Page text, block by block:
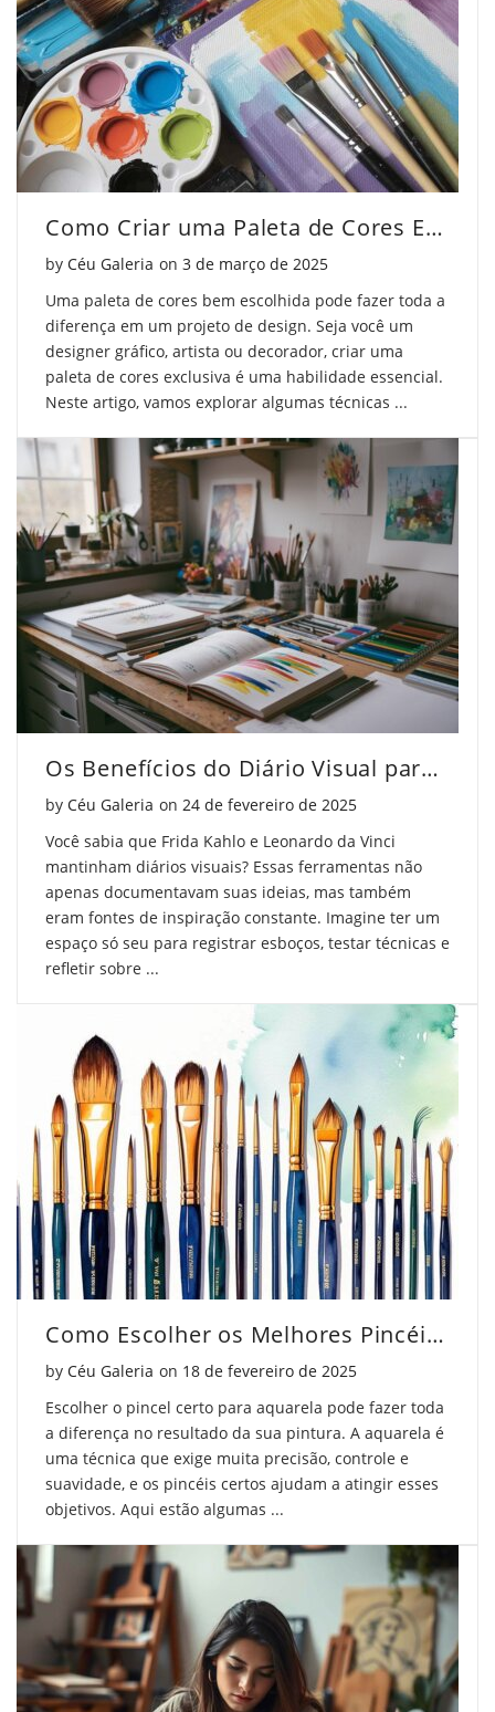
Como Criar uma Paleta de Cores Exclusiva
by Céu Galeria on Posted on
3 de março de 2025
Uma paleta de cores bem escolhida pode fazer toda a
diferença em um projeto de design. Seja você um
designer gráfico, artista ou decorador, criar uma
paleta de cores exclusiva é uma habilidade essencial.
Neste artigo, vamos explorar algumas técnicas ...
Os Benefícios do Diário Visual para Artistas
by Céu Galeria on Posted on
24 de fevereiro de 2025
Você sabia que Frida Kahlo e Leonardo da Vinci
mantinham diários visuais? Essas ferramentas não
apenas documentavam suas ideias, mas também
eram fontes de inspiração constante. Imagine ter um
espaço só seu para registrar esboços, testar técnicas e
refletir sobre ...
Como Escolher os Melhores Pincéis para Aquarela
by Céu Galeria on Posted on
18 de fevereiro de 2025
Escolher o pincel certo para aquarela pode fazer toda
a diferença no resultado da sua pintura. A aquarela é
uma técnica que exige muita precisão, controle e
suavidade, e os pincéis certos ajudam a atingir esses
objetivos. Aqui estão algumas ...